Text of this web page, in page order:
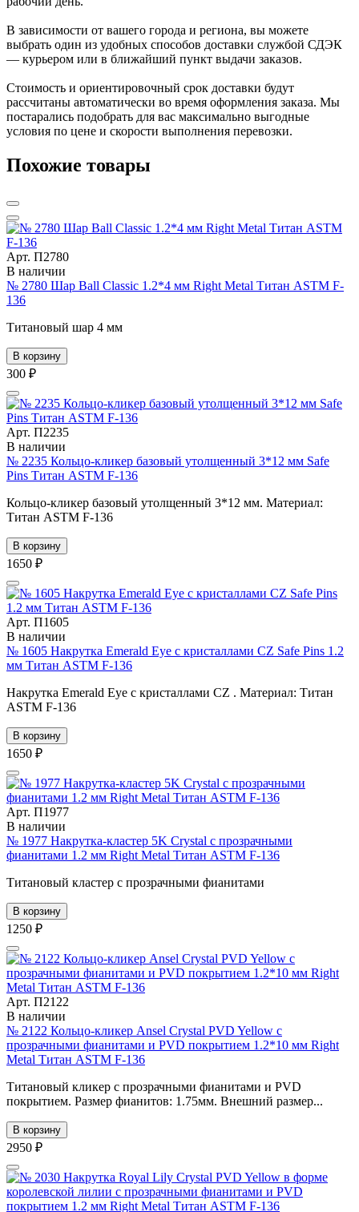
В зависимости от вашего города и региона, вы можете
выбрать один из удобных способов доставки службой СДЭК
— курьером или в ближайший пункт выдачи заказов.
Стоимость и ориентировочный срок доставки будут
рассчитаны автоматически во время оформления заказа. Мы
постарались подобрать для вас максимально выгодные
условия по цене и скорости выполнения перевозки.
Похожие товары
Арт. П2780
В наличии
№ 2780 Шар Ball Classic 1.2*4 мм Right Metal Титан ASTM F-
136
Титановый шар 4 мм
В корзину
300 ₽
Арт. П2235
В наличии
№ 2235 Кольцо-кликер базовый утолщенный 3*12 мм Safe
Pins Титан ASTM F-136
Кольцо-кликер базовый утолщенный 3*12 мм. Материал:
Титан ASTM F-136
В корзину
1650 ₽
Арт. П1605
В наличии
№ 1605 Накрутка Emerald Eye с кристаллами CZ Safe Pins 1.2
мм Титан ASTM F-136
Накрутка Emerald Eye с кристаллами CZ . Материал: Титан
ASTM F-136
В корзину
1650 ₽
Арт. П1977
В наличии
№ 1977 Накрутка-кластер 5K Crystal с прозрачными
фианитами 1.2 мм Right Metal Титан ASTM F-136
Титановый кластер с прозрачными фианитами
В корзину
1250 ₽
Арт. П2122
В наличии
№ 2122 Кольцо-кликер Ansel Crystal PVD Yellow с
прозрачными фианитами и PVD покрытием 1.2*10 мм Right
Metal Титан ASTM F-136
Титановый кликер с прозрачными фианитами и PVD
покрытием. Размер фианитов: 1.75мм. Внешний размер...
В корзину
2950 ₽